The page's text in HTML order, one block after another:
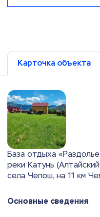
Карточка объекта
База отдыха
реки Катунь
села Чепош, на 11 км
Основные сведения